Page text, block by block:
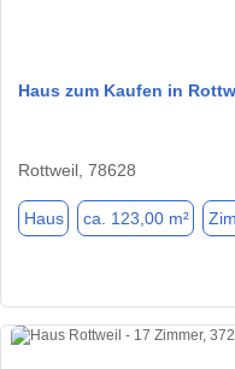
Haus zum Kaufen in
Rottweil, 78628
Haus ca. 123,00 m²